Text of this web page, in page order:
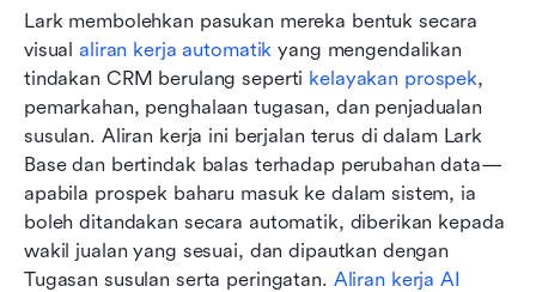
Lark membolehkan pasukan mereka bentuk secara
visual aliran kerja automatik yang mengendalikan
tindakan CRM berulang seperti kelayakan prospek,
pemarkahan, penghalaan tugasan, dan penjadualan
susulan. Aliran kerja ini berjalan terus di dalam Lark
Base dan bertindak balas terhadap perubahan data—
apabila prospek baharu masuk ke dalam sistem, ia
boleh ditandakan secara automatik, diberikan kepada
wakil jualan yang sesuai, dan dipautkan dengan
Tugasan susulan serta peringatan. Aliran kerja AI